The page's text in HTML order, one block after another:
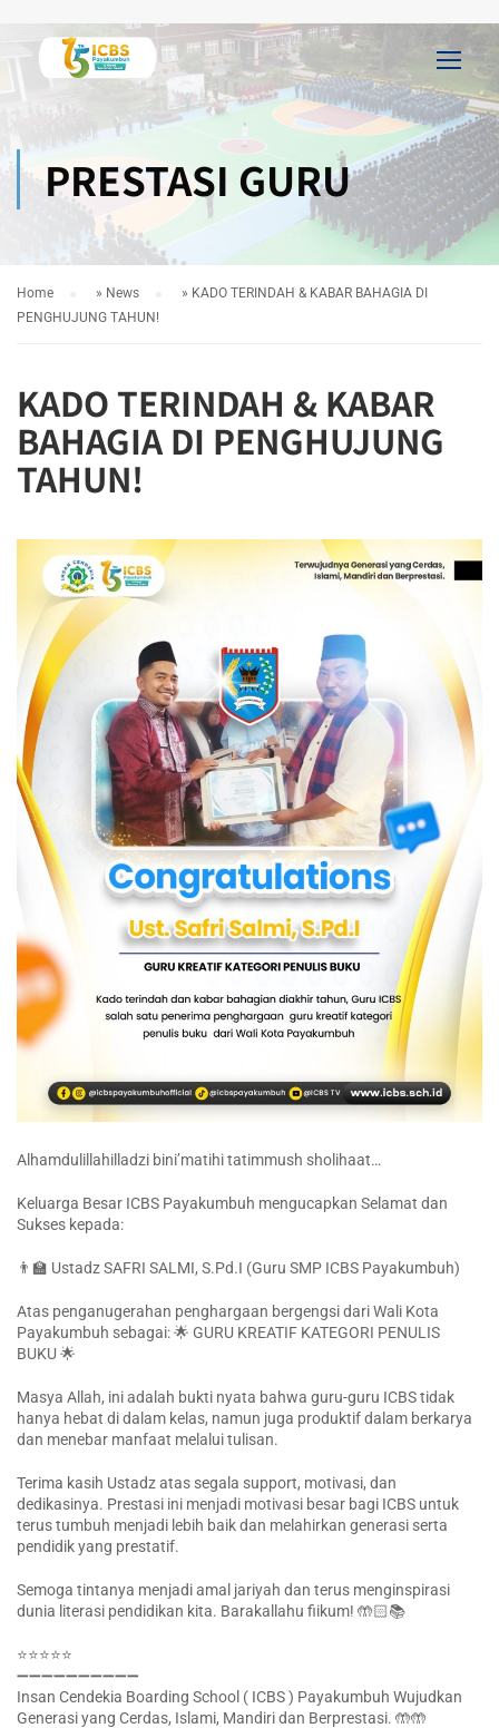
PRESTASI GURU
Home » News » KADO TERINDAH & KABAR BAHAGIA DI
PENGHUJUNG TAHUN!
KADO TERINDAH & KABAR
BAHAGIA DI PENGHUJUNG
TAHUN!
Alhamdulillahilladzi bini’matihi tatimmush sholihaat…
Keluarga Besar ICBS Payakumbuh mengucapkan Selamat dan
Sukses kepada:
👨‍🏫 Ustadz SAFRI SALMI, S.Pd.I (Guru SMP ICBS Payakumbuh)
Atas penganugerahan penghargaan bergengsi dari Wali Kota
Payakumbuh sebagai: 🌟 GURU KREATIF KATEGORI PENULIS
BUKU 🌟
Masya Allah, ini adalah bukti nyata bahwa guru-guru ICBS tidak
hanya hebat di dalam kelas, namun juga produktif dalam berkarya
dan menebar manfaat melalui tulisan.
Terima kasih Ustadz atas segala support, motivasi, dan
dedikasinya. Prestasi ini menjadi motivasi besar bagi ICBS untuk
terus tumbuh menjadi lebih baik dan melahirkan generasi serta
pendidik yang prestatif.
Semoga tintanya menjadi amal jariyah dan terus menginspirasi
dunia literasi pendidikan kita. Barakallahu fiikum! 🤲🏻📚
⭐⭐⭐⭐⭐
➖➖➖➖➖➖➖➖➖➖
Insan Cendekia Boarding School ( ICBS ) Payakumbuh Wujudkan
Generasi yang Cerdas, Islami, Mandiri dan Berprestasi. 🤲🤲